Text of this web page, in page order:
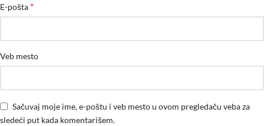
E-pošta *
Veb mesto
Sačuvaj moje ime, e-poštu i veb mesto u ovom pregledaču veba za
sledeći put kada komentarišem.